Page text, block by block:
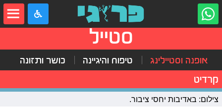
סטייל
אופנה וסטיילינג טיפוח והיגיינה כושר ותזונה
קרדיט
צילום: באדיבות יחסי ציבור.